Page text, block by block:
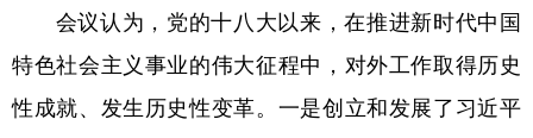
会议认为，党的十八大以来，在推进新时代中国
特色社会主义事业的伟大征程中，对外工作取得历史
性成就、发生历史性变革。一是创立和发展了习近平